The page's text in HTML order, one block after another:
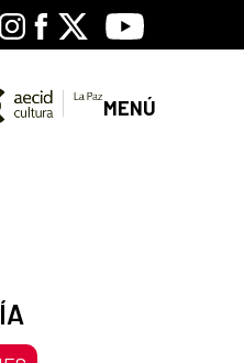
Instagram
Facebook
X Youtube
MENÚ